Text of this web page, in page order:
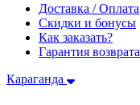
Доставка / Оплата
Скидки и бонусы
Как заказать?
Гарантия возврата
Караганда